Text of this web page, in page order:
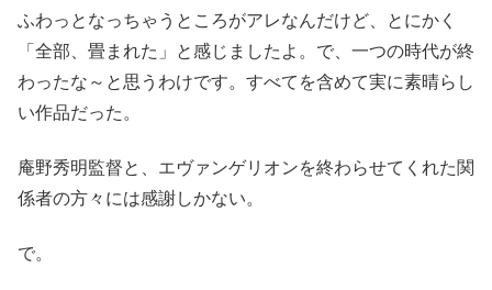
ふわっとなっちゃうところがアレなんだけど、とにかく
「全部、畳まれた」と感じましたよ。で、一つの時代が終
わったな～と思うわけです。すべてを含めて実に素晴らし
い作品だった。
庵野秀明監督と、エヴァンゲリオンを終わらせてくれた関
係者の方々には感謝しかない。
で。